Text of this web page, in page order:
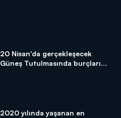
20 Nisan'da gerçekleşecek
Güneş Tutulmasında burçları
2020 yılında yaşanan en